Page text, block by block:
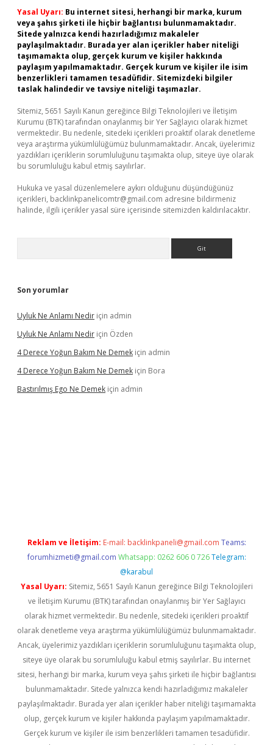
Yasal Uyarı: Bu internet sitesi, herhangi bir marka, kurum
veya şahıs şirketi ile hiçbir bağlantısı bulunmamaktadır.
Sitede yalnızca kendi hazırladığımız makaleler
paylaşılmaktadır. Burada yer alan içerikler haber niteliği
taşımamakta olup, gerçek kurum ve kişiler hakkında
paylaşım yapılmamaktadır. Gerçek kurum ve kişiler ile isim
benzerlikleri tamamen tesadüfidir. Sitemizdeki bilgiler
taslak halindedir ve tavsiye niteliği taşımazlar.
Sitemiz, 5651 Sayılı Kanun gereğince Bilgi Teknolojileri ve İletişim
Kurumu (BTK) tarafından onaylanmış bir Yer Sağlayıcı olarak hizmet
vermektedir. Bu nedenle, sitedeki içerikleri proaktif olarak denetleme
veya araştırma yükümlülüğümüz bulunmamaktadır. Ancak, üyelerimiz
yazdıkları içeriklerin sorumluluğunu taşımakta olup, siteye üye olarak
bu sorumluluğu kabul etmiş sayılırlar.
Hukuka ve yasal düzenlemelere aykırı olduğunu düşündüğünüz
içerikleri, backlinkpanelicomtr@gmail.com adresine bildirmeniz
halinde, ilgili içerikler yasal süre içerisinde sitemizden kaldırılacaktır.
Son yorumlar
Uyluk Ne Anlamı Nedir için admin
Uyluk Ne Anlamı Nedir için Özden
4 Derece Yoğun Bakım Ne Demek için admin
4 Derece Yoğun Bakım Ne Demek için Bora
Bastırılmış Ego Ne Demek için admin
Reklam ve İletişim: E-mail: backlinkpaneli@gmail.com Teams:
forumhizmeti@gmail.com Whatsapp: 0262 606 0 726 Telegram:
@karabul
Yasal Uyarı: Sitemiz, 5651 Sayılı Kanun gereğince Bilgi Teknolojileri
ve İletişim Kurumu (BTK) tarafından onaylanmış bir Yer Sağlayıcı
olarak hizmet vermektedir. Bu nedenle, sitedeki içerikleri proaktif
olarak denetleme veya araştırma yükümlülüğümüz bulunmamaktadır.
Ancak, üyelerimiz yazdıkları içeriklerin sorumluluğunu taşımakta olup,
siteye üye olarak bu sorumluluğu kabul etmiş sayılırlar. Bu internet
sitesi, herhangi bir marka, kurum veya şahıs şirketi ile hiçbir bağlantısı
bulunmamaktadır. Sitede yalnızca kendi hazırladığımız makaleler
paylaşılmaktadır. Burada yer alan içerikler haber niteliği taşımamakta
olup, gerçek kurum ve kişiler hakkında paylaşım yapılmamaktadır.
Gerçek kurum ve kişiler ile isim benzerlikleri tamamen tesadüfidir.